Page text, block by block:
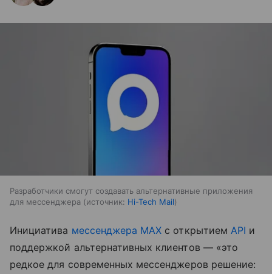
Разработчики смогут создавать альтернативные приложения
для мессенджера
источник: Hi-Tech Mail
Инициатива мессенджера MAX с открытием API и
поддержкой альтернативных клиентов — «это
редкое для современных мессенджеров решение: